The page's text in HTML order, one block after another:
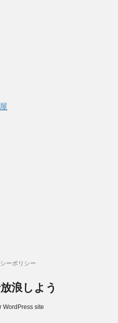
ーポリシー
浪しよう
WordPress site